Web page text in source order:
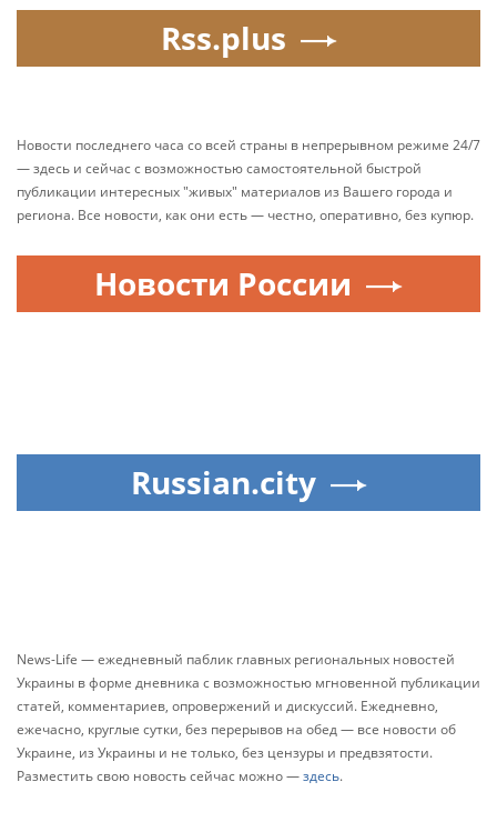
Rss.plus
Новости последнего часа со всей страны в непрерывном режиме 24/7
— здесь и сейчас с возможностью самостоятельной быстрой
публикации интересных "живых" материалов из Вашего города и
региона. Все новости, как они есть — честно, оперативно, без купюр.
Новости России
Russian.city
News-Life — ежедневный паблик главных региональных новостей
Украины в форме дневника с возможностью мгновенной публикации
статей, комментариев, опровержений и дискуссий. Ежедневно,
ежечасно, круглые сутки, без перерывов на обед — все новости об
Украине, из Украины и не только, без цензуры и предвзятости.
Разместить свою новость сейчас можно —здесь.